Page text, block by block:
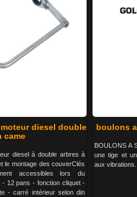
diesel double
came
diesel à double arbres à
le montage des couverClés
accessibles lors du
- 12 pans - fonction cliquet -
- carré intérieur selon din
boulons
BOULONS A
une tige et
aux